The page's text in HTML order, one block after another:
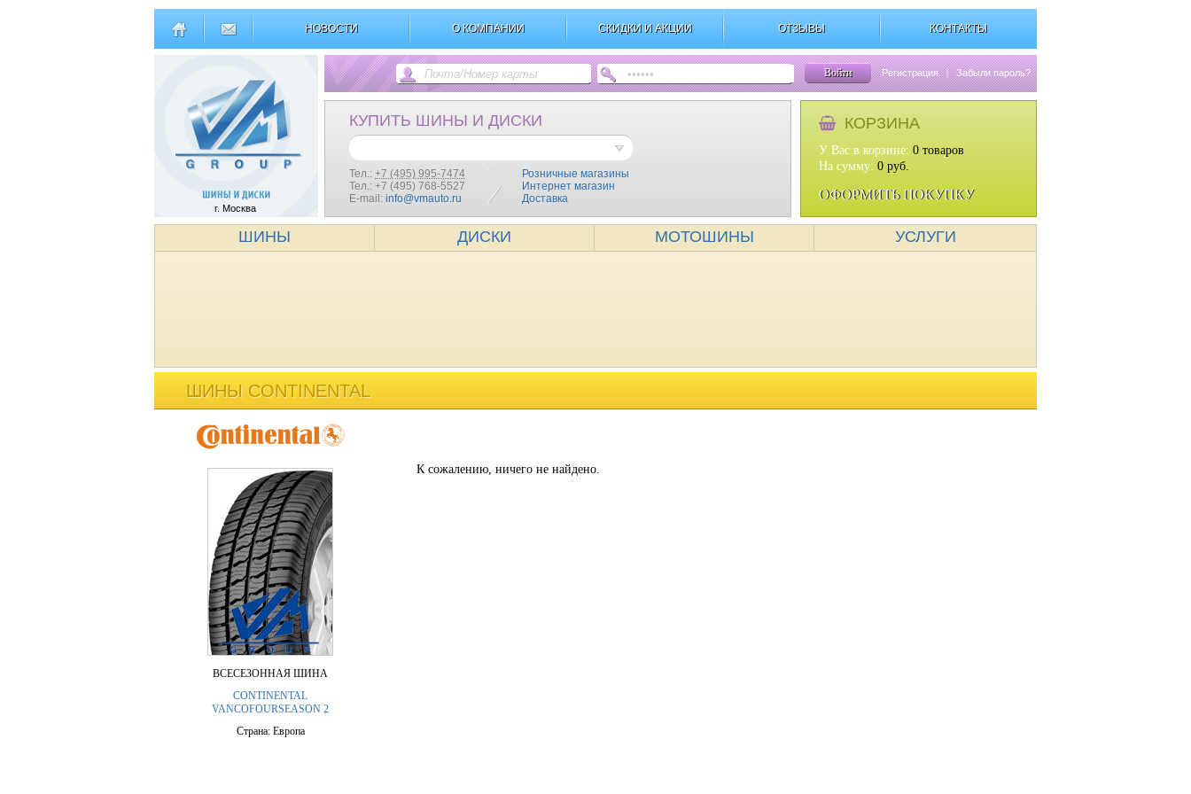
НОВОСТИ О КОМПАНИИ СКИДКИ И АКЦИИ ОТЗЫВЫ КОНТАКТЫ
г. Москва
Войти Регистрация | Забыли пароль?
КУПИТЬ ШИНЫ И ДИСКИ
Тел.: +7 (495) 995-7474
Тел.: +7 (495) 768-5527
E-mail: info@vmauto.ru
Розничные магазины
Интернет магазин
Доставка
КОРЗИНА
У Вас в корзине: 0 товаров
На сумму: 0 руб.
ОФОРМИТЬ ПОКУПКУ
ШИНЫ ДИСКИ МОТОШИНЫ УСЛУГИ
ШИНЫ CONTINENTAL
ВСЕСЕЗОННАЯ ШИНА
CONTINENTAL
VANCOFOURSEASON 2
Страна: Европа
К сожалению, ничего не найдено.